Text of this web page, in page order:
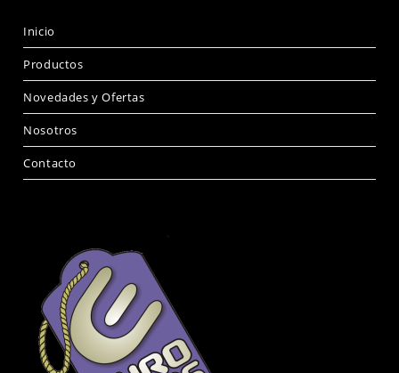
Inicio
Productos
Novedades y Ofertas
Nosotros
Contacto